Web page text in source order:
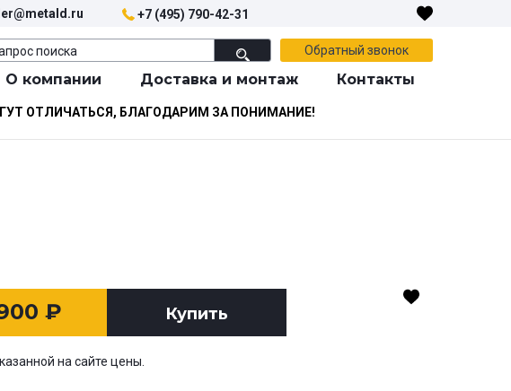
+7 (495) 790-42-31
Обратный звонок
О компании Доставка и монтаж Контакты
ОТЛИЧАТЬСЯ, БЛАГОДАРИМ ЗА ПОНИМАНИЕ!
₽ Купить
на сайте цены.